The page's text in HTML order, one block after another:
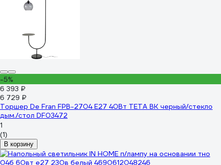
-5%
6 393 ₽
6 729 ₽
Торшер De Fran FPB-2704 E27 40Вт ТЕТА BK черный/стекло
дым./стол DF03472
1
(1)
В корзину